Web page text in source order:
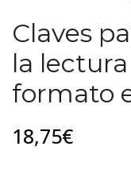
Claves
la
formato
18,75€